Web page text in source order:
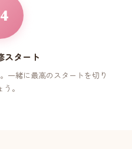
スタート
一緒に最高のスタートを切り
う。